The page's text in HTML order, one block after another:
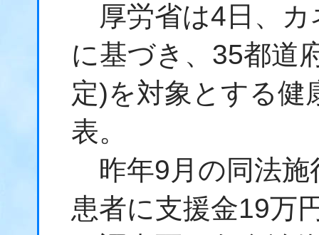
厚労省は4日、カ
に基づき、35都道
定)を対象とする健
表。
昨年9月の同法施
患者に支援金19万